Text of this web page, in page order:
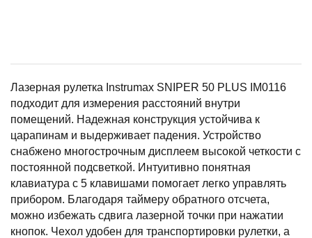
Лазерная рулетка Instrumax SNIPER 50 PLUS IM0116
подходит для измерения расстояний внутри
помещений. Надежная конструкция устойчива к
царапинам и выдерживает падения. Устройство
снабжено многострочным дисплеем высокой четкости с
постоянной подсветкой. Интуитивно понятная
клавиатура с 5 клавишами помогает легко управлять
прибором. Благодаря таймеру обратного отсчета,
можно избежать сдвига лазерной точки при нажатии
кнопок. Чехол удобен для транспортировки рулетки, а